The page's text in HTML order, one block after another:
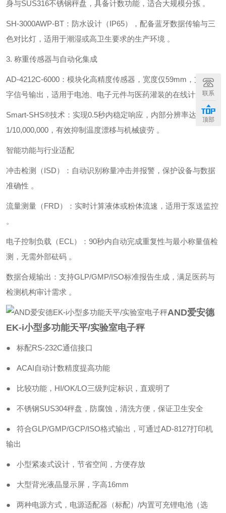
身与SUS316不锈钢秤盘，具备计数功能，适合大规模分拣 。
‌SH-3000AWP-BT‌：防水设计（IP65），配备蓝牙数据传输与三
色对比灯，适用于潮湿或高卫生要求的生产环境 。
3. ‌称重传感器与自动化集成‌
‌AD-4212C-6000‌：模块化高精度传感器，宽度仅‌59mm‌，支持数
字信号输出，适用于电池、电子元件与医药灌装的在线计量 。
‌Smart-SHS®技术‌：实现‌0.5秒内稳定响应‌，内部分辨率达
1/10,000,000，有效抑制温度漂移与机械疲劳 。
智能功能与行业适配
‌冲击检测（ISD）‌：自动识别称量冲击并报警，保护设备与数据
准确性 。
‌流量测量（FRD）‌：实时计算液体或粉体流速，适用于泵送监控
。
‌电子控制负载（ECL）‌：90秒内自动完成重复性与最小称量值检
测，无需外部砝码 。
‌数据合规输出‌：支持GLP/GMP/ISO标准报告生成，满足医药与
检测机构审计需求 。
AND爱安德
EK-i小型多功能天平/实验室电子秤
● 标配RS-232C通信接口
● ACAI自动计数精度提高功能
● 比较功能，HI/OK/LO三级判定标识，直观明了
● 不锈钢SUS304秤盘，防腐蚀，清洗方便，保证卫生安全
● 符合GLP/GMP/GCP/ISO格式输出，可通过AD-8127打印机
输出
● 小型紧凑式设计，节省空间，方便存放
● 大型背光液晶显示屏，字高16mm
● 两种电源方式，电源适配器（标配）/内置可充锂电池（选
联系
顶部